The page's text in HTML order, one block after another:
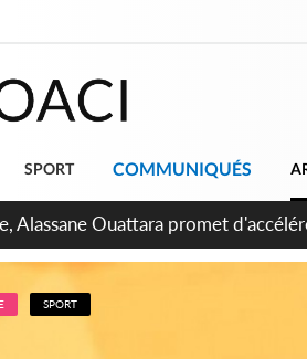
SPORT COMMUNIQUÉS
le modèle ivoirien et veut s'en
SPORT